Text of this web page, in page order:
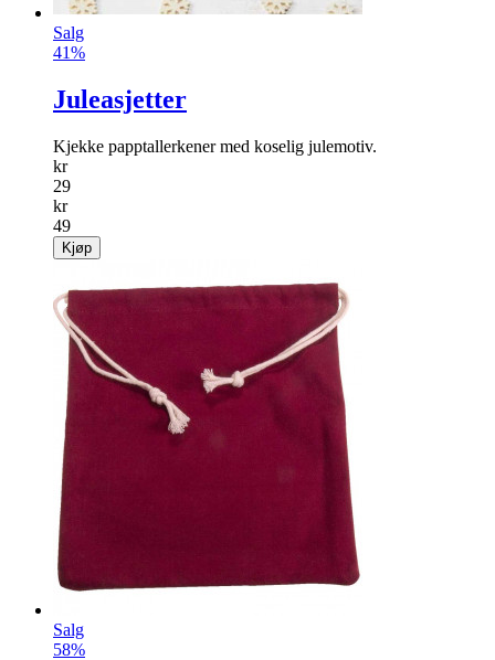
Salg
41%
Juleasjetter
Kjekke papptallerkener med koselig julemotiv.
kr
29
kr
49
Kjøp
Salg
58%